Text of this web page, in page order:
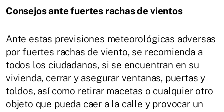
Consejos ante fuertes rachas de vientos
Ante estas previsiones meteorológicas adversas
por fuertes rachas de viento, se recomienda a
todos los ciudadanos, si se encuentran en su
vivienda, cerrar y asegurar ventanas, puertas y
toldos, así como retirar macetas o cualquier otro
objeto que pueda caer a la calle y provocar un